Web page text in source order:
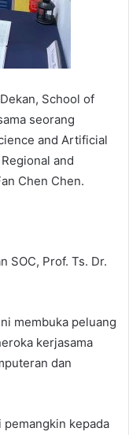
School of
seorang
and Artificial
and
Chen Chen.
SOC, Prof. Ts. Dr.
membuka peluang
kerjasama
dan
pemangkin kepada